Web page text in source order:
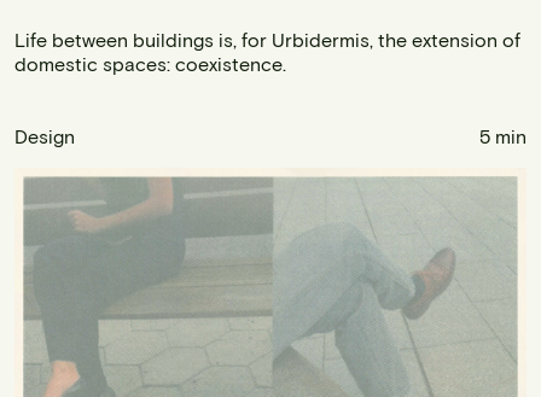
Life between buildings is, for Urbidermis, the extension of
domestic spaces: coexistence.
Design 5 min